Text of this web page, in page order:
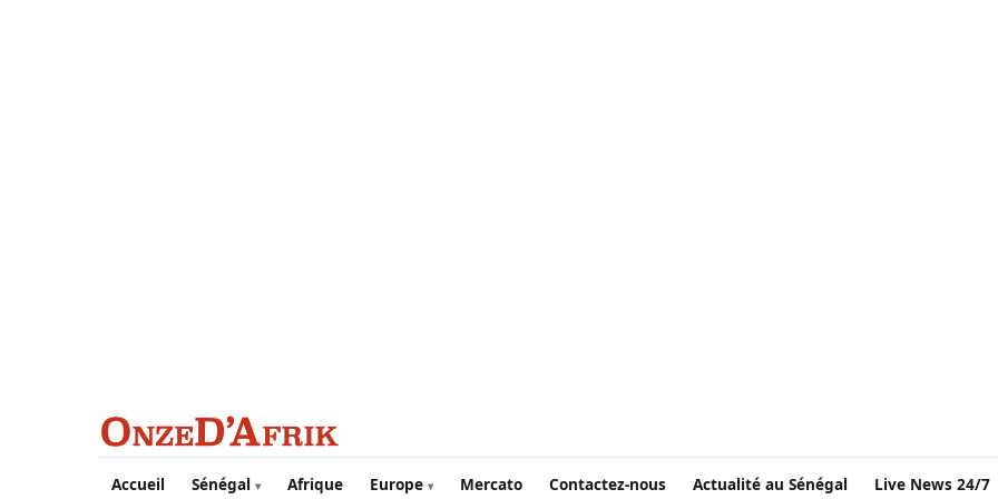
Aller au contenu principal
Accueil Sénégal Afrique Europe Mercato Contactez-nous Actualité au Sénégal Live News 24/7